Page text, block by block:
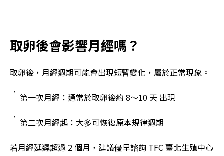
取卵後會影響月經嗎？
取卵後，月經週期可能會出現短暫變化，屬於正常現象。
第一次月經：通常於取卵後約 8～10 天 出現
第二次月經起：大多可恢復原本規律週期
若月經延遲超過 2 個月，建議儘早諮詢 TFC 臺北生殖中心